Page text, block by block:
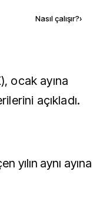
Nasıl çalışır?›
açıkladı.
yılın aynı ayına